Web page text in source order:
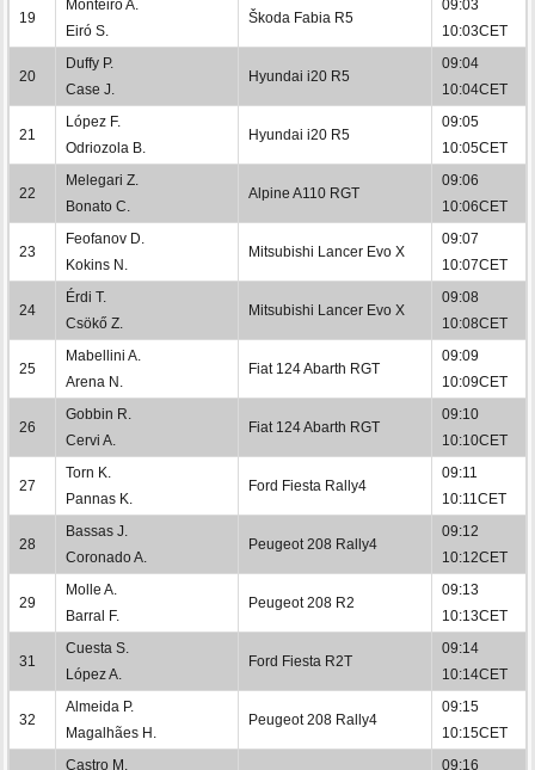
19
Monteiro A.
Eiró S.
Škoda Fabia R5
09:03
10:03CET
20
Duffy P.
Case J.
Hyundai i20 R5
09:04
10:04CET
21
López F.
Odriozola B.
Hyundai i20 R5
09:05
10:05CET
22
Melegari Z.
Bonato C.
Alpine A110 RGT
09:06
10:06CET
23
Feofanov D.
Kokins N.
Mitsubishi Lancer Evo X
09:07
10:07CET
24
Érdi T.
Csökő Z.
Mitsubishi Lancer Evo X
09:08
10:08CET
25
Mabellini A.
Arena N.
Fiat 124 Abarth RGT
09:09
10:09CET
26
Gobbin R.
Cervi A.
Fiat 124 Abarth RGT
09:10
10:10CET
27
Torn K.
Pannas K.
Ford Fiesta Rally4
09:11
10:11CET
28
Bassas J.
Coronado A.
Peugeot 208 Rally4
09:12
10:12CET
29
Molle A.
Barral F.
Peugeot 208 R2
09:13
10:13CET
31
Cuesta S.
López A.
Ford Fiesta R2T
09:14
10:14CET
32
Almeida P.
Magalhães H.
Peugeot 208 Rally4
09:15
10:15CET
Castro M. 09:16